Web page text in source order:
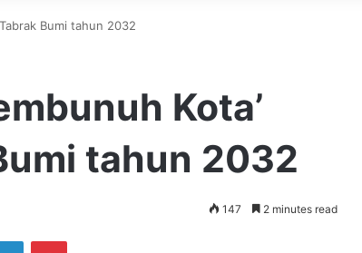
Bumi tahun 2032
Kota’
tahun 2032
147 2 minutes read
LinkedInPinterest